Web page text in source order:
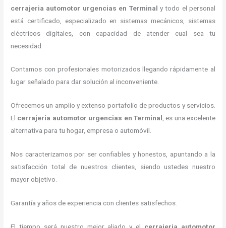
cerrajeria automotor urgencias en Terminal y todo el personal
está certificado, especializado en sistemas mecánicos, sistemas
eléctricos digitales, con capacidad de atender cual sea tu
necesidad.
Contamos con profesionales motorizados llegando rápidamente al
lugar señalado para dar solución al inconveniente.
Ofrecemos un amplio y extenso portafolio de productos y servicios.
El cerrajeria automotor urgencias en Terminal, es una excelente
alternativa para tu hogar, empresa o automóvil.
Nos caracterizamos por ser confiables y honestos, apuntando a la
satisfacción total de nuestros clientes, siendo ustedes nuestro
mayor objetivo.
Garantía y años de experiencia con clientes satisfechos.